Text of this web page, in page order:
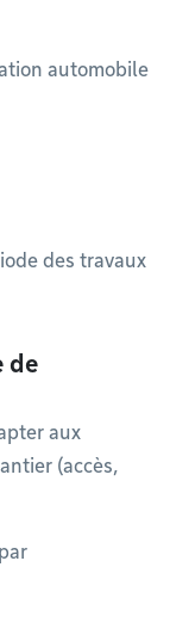
automobile
des travaux
de
aux
(accès,